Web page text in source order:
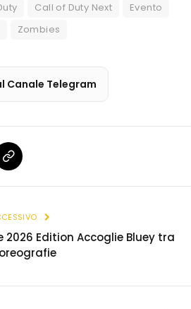
Call of Duty Next
Evento
Zombies
Canale Telegram
Copia
2026 Edition Accoglie Bluey tra